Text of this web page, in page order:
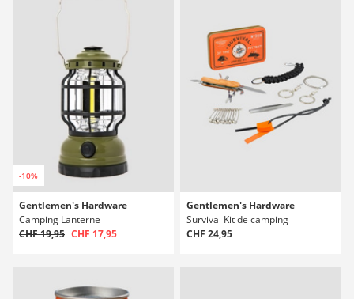
-10%
Gentlemen's Hardware
Camping Lanterne
CHF 19,95 CHF 17,95
Gentlemen's Hardware
Survival Kit de camping
CHF 24,95